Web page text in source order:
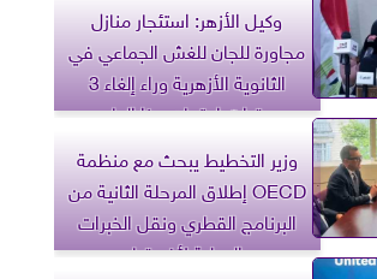
وكيل الأزهر: استئجار منازل
مجاورة للجان للغش الجماعي في
الثانوية الأزهرية وراء إلغاء 3
مقرات امتحان هذا العام
وزير التخطيط يبحث مع منظمة
OECD إطلاق المرحلة الثانية من
البرنامج القطري ونقل الخبرات
الدولية لأفريقيا